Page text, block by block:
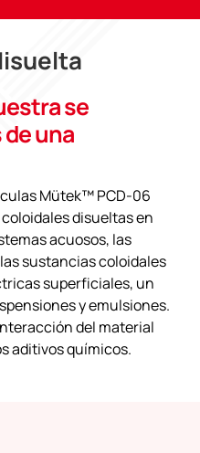
se
una
Mütek™ PCD-06
disueltas en
acuosos, las
sustancias coloidales
superficiales, un
y emulsiones.
del material
aditivos químicos.